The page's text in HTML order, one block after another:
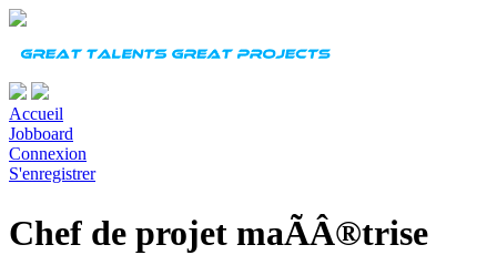
Accueil
Jobboard
Connexion
S'enregistrer
Chef de projet maÃÂ®trise